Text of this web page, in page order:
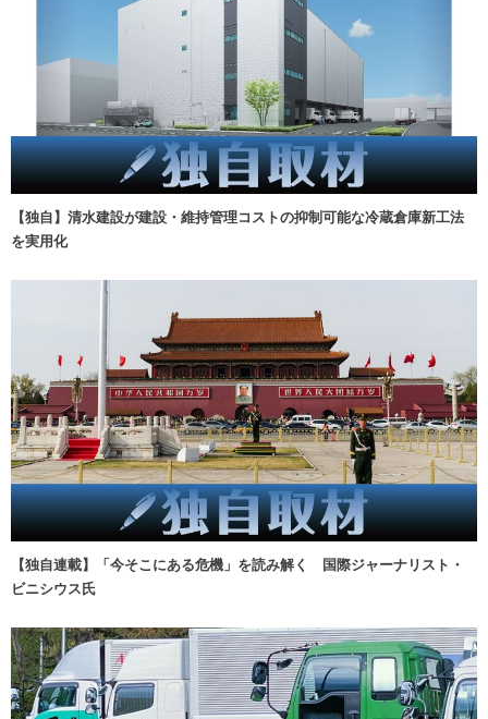
【独自】清水建設が建設・維持管理コストの抑制可能な冷蔵倉庫新工法
を実用化
【独自連載】「今そこにある危機」を読み解く 国際ジャーナリスト・
ビニシウス氏